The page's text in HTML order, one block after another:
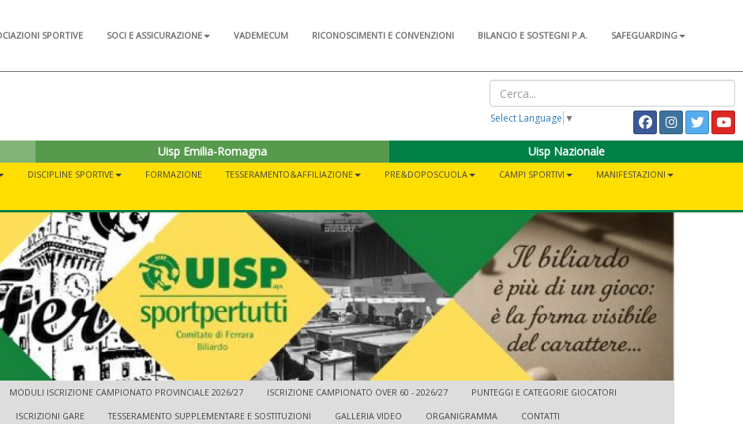
SPORTIVE SOCI E ASSICURAZIONE VADEMECUM RICONOSCIMENTI E CONVENZIONI BILANCIO E SOSTEGNI P.A.
SAFEGUARDING
Select Language ▼
Uisp Emilia-Romagna Uisp Nazionale
DISCIPLINE SPORTIVE FORMAZIONE TESSERAMENTO&AFFILIAZIONE PRE&DOPOSCUOLA CAMPI SPORTIVI
MANIFESTAZIONI
MODULI ISCRIZIONE CAMPIONATO PROVINCIALE 2026/27 ISCRIZIONE CAMPIONATO OVER 60 - 2026/27
PUNTEGGI E CATEGORIE GIOCATORI
ISCRIZIONI GARE TESSERAMENTO SUPPLEMENTARE E SOSTITUZIONI GALLERIA VIDEO ORGANIGRAMMA
CONTATTI